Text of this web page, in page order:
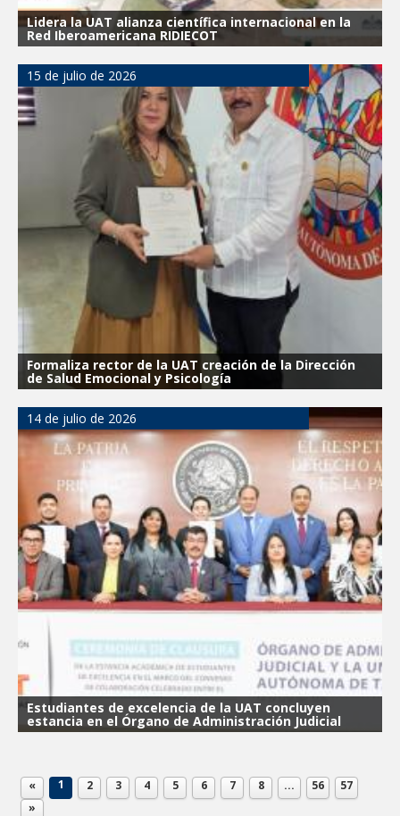
Lidera la UAT alianza científica internacional en la
Red Iberoamericana RIDIECOT
15 de julio de 2026
Formaliza rector de la UAT creación de la Dirección
de Salud Emocional y Psicología
14 de julio de 2026
Estudiantes de excelencia de la UAT concluyen
estancia en el Órgano de Administración Judicial
« 1 2 3 4 5 6 7 8 ... 56
57
»